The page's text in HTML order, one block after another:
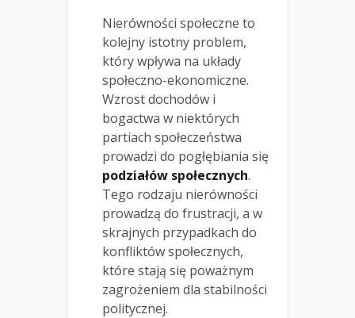
Nierówności społeczne to
kolejny istotny problem,
który wpływa na układy
społeczno-ekonomiczne.
Wzrost dochodów i
bogactwa w niektórych
partiach społeczeństwa
prowadzi do pogłębiania się
podziałów społecznych.
Tego rodzaju nierówności
prowadzą do frustracji, a w
skrajnych przypadkach do
konfliktów społecznych,
które stają się poważnym
zagrożeniem dla stabilności
politycznej.